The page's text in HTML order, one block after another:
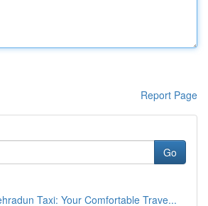
Report Page
Go
Taxi: Your Comfortable Trave...